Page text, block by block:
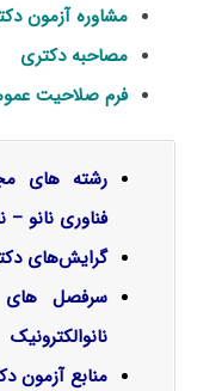
مشاوره آزمون
مصاحبه دکتری
فرم صلاحیت
رشته های
فناوری نانو –
گرایش‌های
سرفصل‌ های
نانوالکترونیک
منابع آزمون